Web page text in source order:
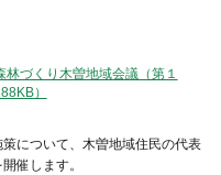
づくり木曽地域会議（第１
）
について、木曽地域住民の代表
催します。